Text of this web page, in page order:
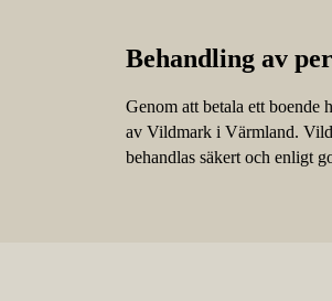
Behandling av
Genom att betala ett boende
av Vildmark i Värmland.
behandlas säkert och enligt